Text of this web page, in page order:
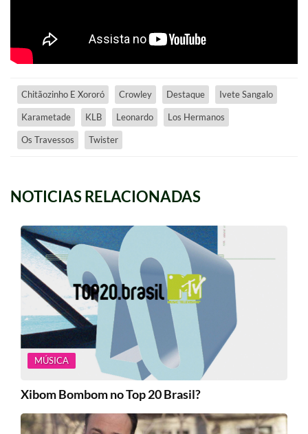
Chitãozinho E Xororó Crowley Destaque Ivete Sangalo
Karametade KLB Leonardo Los Hermanos
Os Travessos Twister
NOTICIAS RELACIONADAS
MÚSICA
Xibom Bombom no Top 20 Brasil?